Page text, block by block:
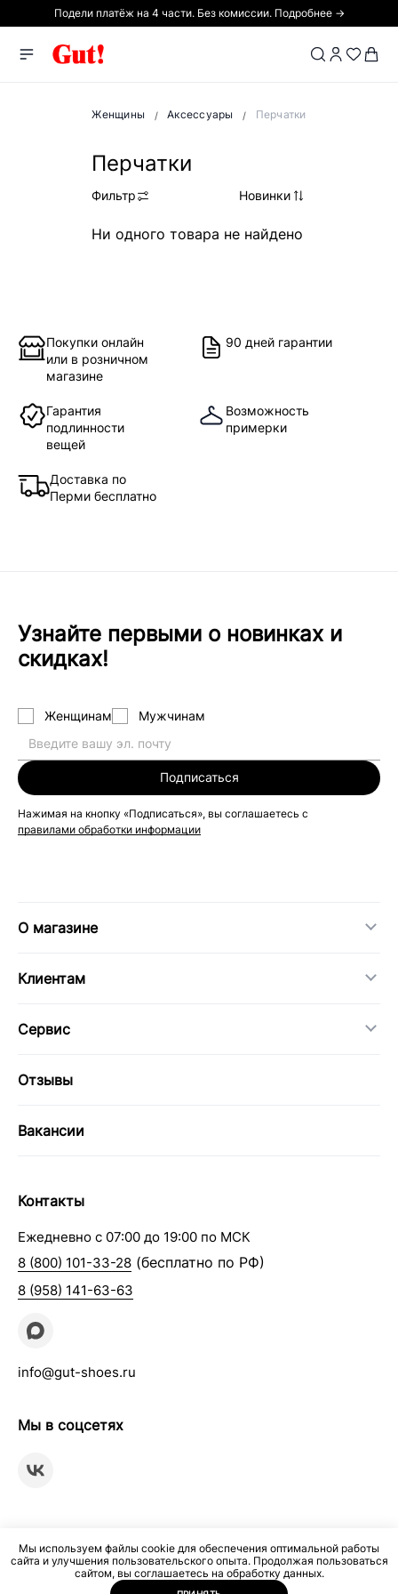
Подели платёж на 4 части. Без комиссии. Подробнее →
Женщины Аксессуары Перчатки
Перчатки
Новинки
Фильтр
Ни одного товара не найдено
Покупки онлайн
или в розничном
магазине
90 дней гарантии
Гарантия
подлинности
вещей
Возможность
примерки
Доставка по
Перми бесплатно
Узнайте первыми о новинках и
скидках!
Женщинам Мужчинам
Подписаться
Нажимая на кнопку «Подписаться», вы соглашаетесь с
правилами обработки информации
О магазине
Клиентам
Сервис
Отзывы
Вакансии
Контакты
Ежедневно с 07:00 до 19:00 по МСК
8 (800) 101-33-28 (бесплатно по РФ)
8 (958) 141-63-63
info@gut-shoes.ru
Мы в соцсетях
Мы используем файлы cookie для обеспечения оптимальной работы
сайта и улучшения пользовательского опыта. Продолжая пользоваться
сайтом, вы соглашаетесь на обработку данных.